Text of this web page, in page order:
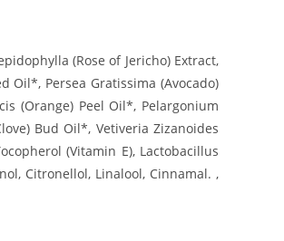
(Rose of Jericho) Extract,
Oil*, Persea Gratissima (Avocado)
(Orange) Peel Oil*, Pelargonium
Bud Oil*, Vetiveria Zizanoides
(Vitamin E), Lactobacillus
Citronellol, Linalool, Cinnamal. ,